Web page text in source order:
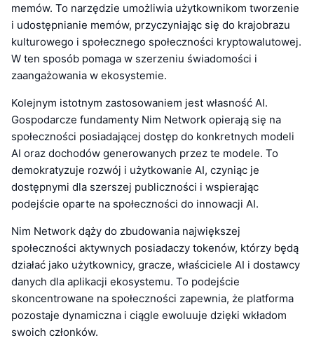
memów. To narzędzie umożliwia użytkownikom tworzenie
i udostępnianie memów, przyczyniając się do krajobrazu
kulturowego i społecznego społeczności kryptowalutowej.
W ten sposób pomaga w szerzeniu świadomości i
zaangażowania w ekosystemie.
Kolejnym istotnym zastosowaniem jest własność AI.
Gospodarcze fundamenty Nim Network opierają się na
społeczności posiadającej dostęp do konkretnych modeli
AI oraz dochodów generowanych przez te modele. To
demokratyzuje rozwój i użytkowanie AI, czyniąc je
dostępnymi dla szerszej publiczności i wspierając
podejście oparte na społeczności do innowacji AI.
Nim Network dąży do zbudowania największej
społeczności aktywnych posiadaczy tokenów, którzy będą
działać jako użytkownicy, gracze, właściciele AI i dostawcy
danych dla aplikacji ekosystemu. To podejście
skoncentrowane na społeczności zapewnia, że platforma
pozostaje dynamiczna i ciągle ewoluuje dzięki wkładom
swoich członków.